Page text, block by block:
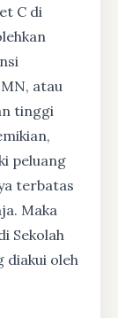
C di
atau
tinggi
peluang
terbatas
Maka
Sekolah
diakui oleh